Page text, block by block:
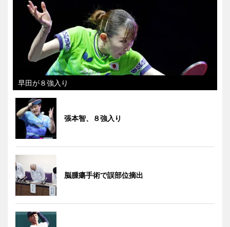
早田が８強入り
張本智、８強入り
脳腫瘍手術で誤部位摘出